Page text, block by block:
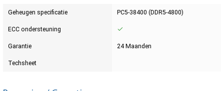
Geheugen specificatie PC5-38400 (DDR5-4800)
ECC ondersteuning
Garantie 24 Maanden
Techsheet